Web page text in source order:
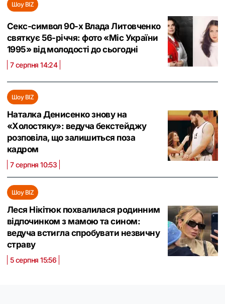
Шоу BIZ
Секс-символ 90-х Влада Литовченко
святкує 56-річчя: фото «Міс України
1995» від молодості до сьогодні
7 серпня 14:24
Шоу BIZ
Наталка Денисенко знову на
«Холостяку»: ведуча бекстейджу
розповіла, що залишиться поза
кадром
7 серпня 10:53
Шоу BIZ
Леся Нікітюк похвалилася родинним
відпочинком з мамою та сином:
ведуча встигла спробувати незвичну
страву
5 серпня 15:56